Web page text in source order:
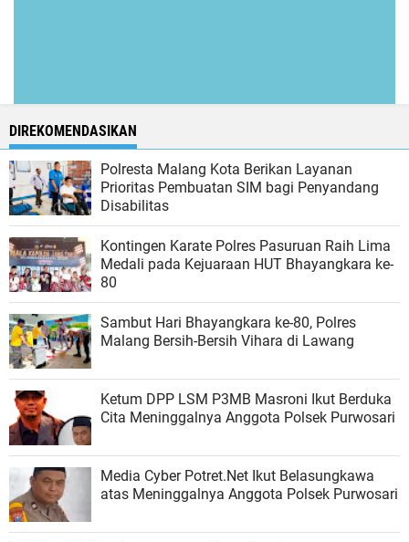
DIREKOMENDASIKAN
Polresta Malang Kota Berikan Layanan
Prioritas Pembuatan SIM bagi Penyandang
Disabilitas
Kontingen Karate Polres Pasuruan Raih Lima
Medali pada Kejuaraan HUT Bhayangkara ke-
80
Sambut Hari Bhayangkara ke-80, Polres
Malang Bersih-Bersih Vihara di Lawang
Ketum DPP LSM P3MB Masroni Ikut Berduka
Cita Meninggalnya Anggota Polsek Purwosari
Media Cyber Potret.Net Ikut Belasungkawa
atas Meninggalnya Anggota Polsek Purwosari